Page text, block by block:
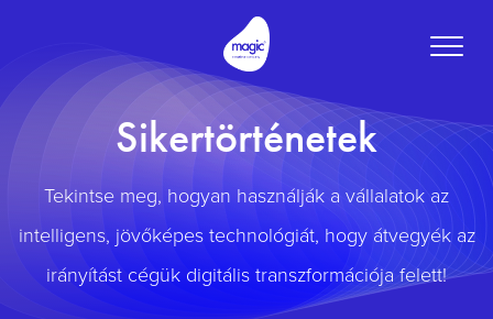
Toggle
Sikertörténetek
Tekintse meg, hogyan használják a vállalatok az
intelligens, jövőképes technológiát, hogy átvegyék az
irányítást cégük digitális transzformációja felett!